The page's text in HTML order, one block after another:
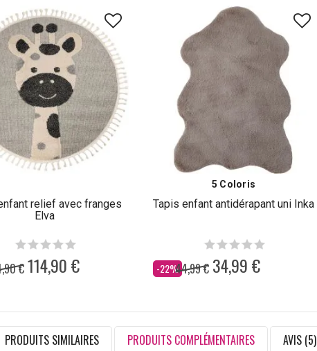
relief avec franges
Elva
€ 114,90 €
5 Coloris
Tapis enfant antidérapant uni Inka
-22%
Dès 44,99 € 34,99 €
PRODUITS SIMILAIRES PRODUITS COMPLÉMENTAIRES AVIS (5)